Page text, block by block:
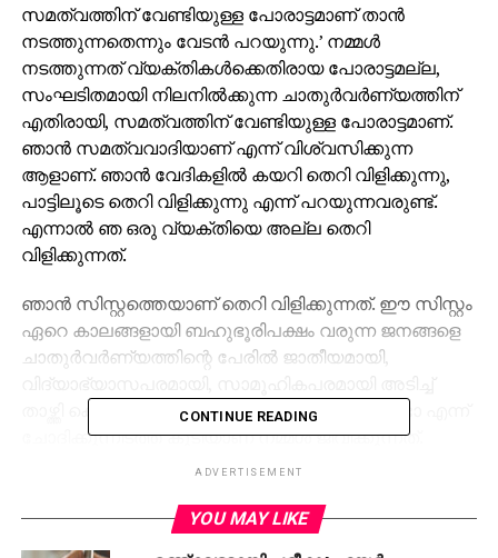
സമത്വത്തിന് വേണ്ടിയുള്ള പോരാട്ടമാണ് താന്‍
നടത്തുന്നതെന്നും വേടന്‍ പറയുന്നു.’ നമ്മള്‍
നടത്തുന്നത് വ്യക്തികള്‍ക്കെതിരായ പോരാട്ടമല്ല,
സംഘടിതമായി നിലനില്‍ക്കുന്ന ചാതുര്‍വര്‍ണ്യത്തിന്
എതിരായി, സമത്വത്തിന് വേണ്ടിയുള്ള പോരാട്ടമാണ്.
ഞാന്‍ സമത്വവാദിയാണ് എന്ന് വിശ്വസിക്കുന്ന
ആളാണ്. ഞാന്‍ വേദികളില്‍ കയറി തെറി വിളിക്കുന്നു,
പാട്ടിലൂടെ തെറി വിളിക്കുന്നു എന്ന് പറയുന്നവരുണ്ട്.
എന്നാല്‍ ഞ ഒരു വ്യക്തിയെ അല്ല തെറി
വിളിക്കുന്നത്.
ഞാന്‍ സിസ്റ്റത്തെയാണ് തെറി വിളിക്കുന്നത്. ഈ സിസ്റ്റം
ഏറെ കാലങ്ങളായി ബഹുഭൂരിപക്ഷം വരുന്ന ജനങ്ങളെ
ചാതുര്‍വര്‍ണ്യത്തിന്റെ പേരില്‍ ജാതീയമായി,
താഴ്ത്തി കൊണ്ടിരിക്കുകയാണ്. ഇത് ഇപ്പോഴുമുണ്ടോ എന്ന്
ചോദിക്കുന്നിടത്ത് കൂടിയാണ് നമ്മള്‍ ജീവിക്കുന്നത്.
വളരെ വിസിബിളായി ജാതി പറയുന്നിടത്ത് വന്നു ഇവിടെ
എന്നും വേടൻ കൂട്ടിച്ചേർത്തു.
CONTINUE READING
ADVERTISEMENT
YOU MAY LIKE